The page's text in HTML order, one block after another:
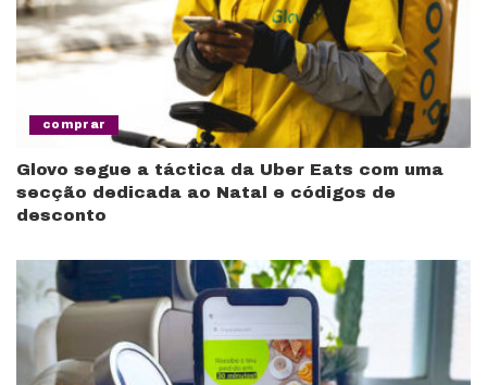
comprar
Glovo segue a táctica da Uber Eats com uma
secção dedicada ao Natal e códigos de
desconto